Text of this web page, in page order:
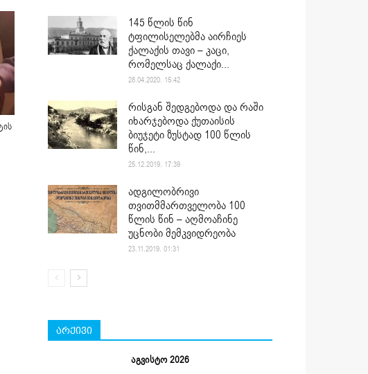
145 წლის წინ
ტფილისელებმა აირჩიეს
ქალაქის თავი – კაცი,
რომელსაც ქალაქი...
28.04.2020. 15:42
რისგან შედგებოდა და რაში
იხარჯებოდა ქუთაისის
ბიუჯეტი ზუსტად 100 წლის
წინ,...
25.12.2019. 17:39
ადგილობრივი
თვითმმართველობა 100
წლის წინ – აღმოაჩინე
უცნობი მემკვიდრეობა
23.11.2019. 01:31
არქივი
აგვისტო 2026